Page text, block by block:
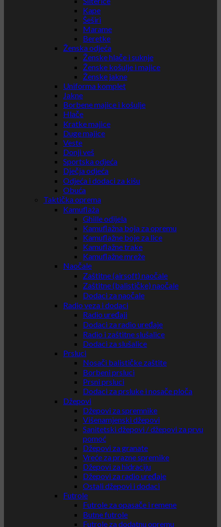
Kape
Šeširi
Marame
Beretke
Ženska odjeća
Ženske hlače i suknje
Ženske košulje i majice
Ženske jakne
Uniforma komplet
Jakne
Borbene majice i košulje
Hlače
Kratke majice
Duge majice
Veste
Donji veš
Sportska odjeća
Dječja odjeća
Odjeća i dodaci za kišu
Obuća
Taktička oprema
Kamuflaža
Ghille odijela
Kamuflažna boja za opremu
Kamuflažne boje za lice
Kamuflažne trake
Kamuflažne mreže
Naočale
Zaštitne (airsoft) naočale
Zaštitne (balističke) naočale
Dodaci za naočale
Radio veza i dodaci
Radio uređaji
Dodaci za radio uređaje
Radio i zaštitne slušalice
Dodaci za slušalice
Prsluci
Nosači balističke zaštite
Borbeni prsluci
Prsni prsluci
Dodaci za prsluke i nosače ploča
Džepovi
Džepovi za spremnike
Višenamjenski džepovi
Sanitetski džepovi / džepovi za prvu
pomoć
Džepovi za granate
Vreće za prazne spremike
Džepovi za hidraciju
Džepovi za radio uređaje
Ostali džepovi i dodaci
Futrole
Futrole za opasače i remene
Butne futrole
Futrole za dodatnu opremu